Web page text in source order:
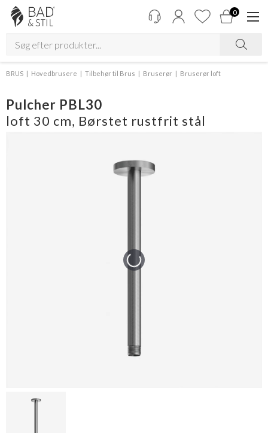
0
BRUS Hovedbrusere Tilbehør til Brus Bruserør Bruserør loft
Pulcher PBL30
loft 30 cm, Børstet rustfrit stål